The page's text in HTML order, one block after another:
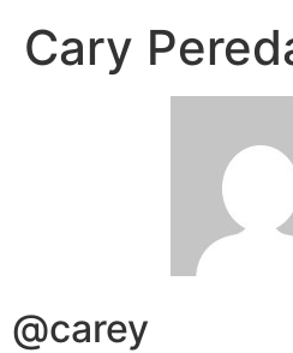
Cary
@carey